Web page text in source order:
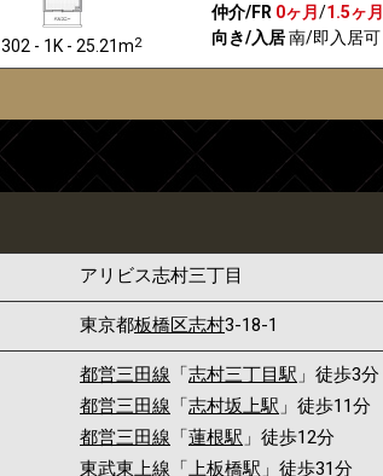
302 - 1K - 25.21m2
仲介/FR 0ヶ月/1.5ヶ月
向き/入居南/即入居可
アリビス志村三丁目
東京都板橋区志村3-18-1
都営三田線 「志村三丁目駅 」徒歩3分
都営三田線 「志村坂上駅 」徒歩11分
都営三田線 「蓮根駅 」徒歩12分
東武東上線 「 上板橋駅 」徒歩31分